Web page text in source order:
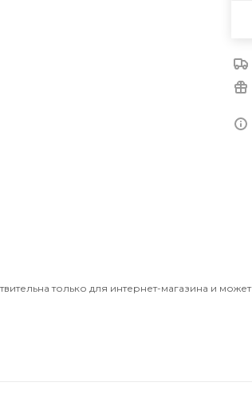
только для интернет-магазина и